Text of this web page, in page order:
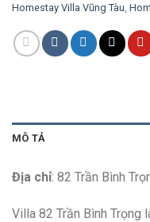
Homestay Villa Vũng Tàu
MÔ TẢ
Địa chỉ: 82 Trần Bình
Villa 82 Trần Bình Trọng